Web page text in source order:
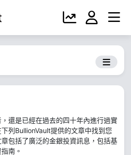
還是已經在過去的四十年內進行過實
列BullionVault提供的文章中找到您
包括了廣泛的金銀投資訊息，包括基
南。